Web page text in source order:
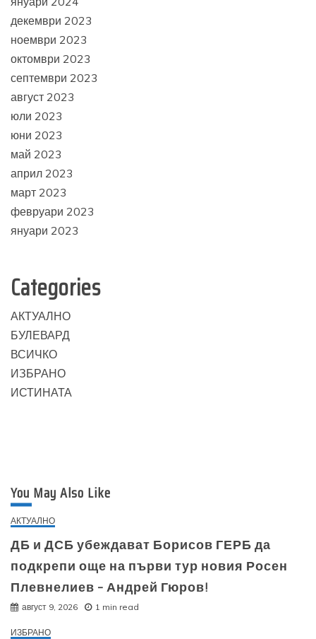
декември 2023
ноември 2023
октомври 2023
септември 2023
август 2023
юли 2023
юни 2023
май 2023
април 2023
март 2023
февруари 2023
януари 2023
Categories
АКТУАЛНО
БУЛЕВАРД
ВСИЧКО
ИЗБРАНО
ИСТИНАТА
You May Also Like
АКТУАЛНО
ДБ и ДСБ убеждават Борисов ГЕРБ да
подкрепи още на първи тур новия Росен
Плевнелиев – Андрей Гюров!
август 9, 2026 1 min read
ИЗБРАНО